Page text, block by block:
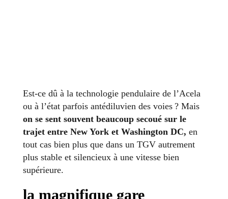
Est-ce dû à la technologie pendulaire de l’Acela
ou à l’état parfois antédiluvien des voies ? Mais
on se sent souvent beaucoup secoué sur le
trajet entre New York et Washington DC, en
tout cas bien plus que dans un TGV autrement
plus stable et silencieux à une vitesse bien
supérieure.
la magnifique gare